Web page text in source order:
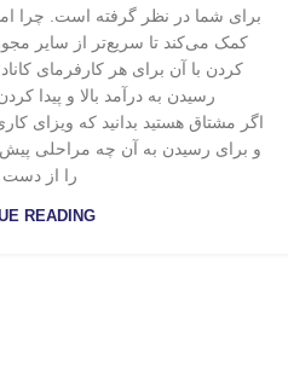
برای شما در نظر گرفته است. چرا
کمک می‌کند تا سریع‌تر از سایر
کردن با آن برای هر کارفرمای
رسیدن به درآمد بالا و پیدا
اگر مشتاق هستید بدانید که ویزای
را از دست
READING